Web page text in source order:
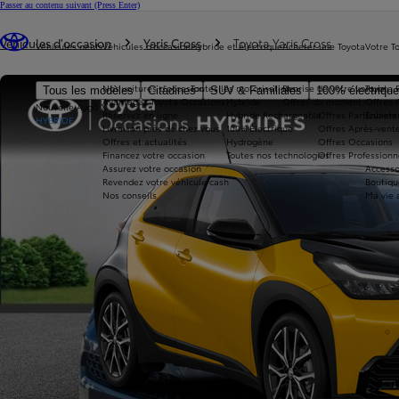
Passer au contenu suivant (Press Enter)
Véhicules neufs
Tous les modèles Citadines SUV & Familiales 100%
Nouvelle Aygo X
HYBRIDE
Véhicules d'occasion
Nos voitures d'occasion
Avantages Toyota Occasions
Réservez en ligne
Livraison près de chez vous
Offres et actualités
Financez votre occasion
Assurez votre occasion
Revendez votre véhicule cash
Nos conseils
Hybride et électrique
Toutes les motorisations
Hybride
Hybride Rechargeable
100% Électrique
Hydrogène
Toutes nos technologies
Acheter une Toyota
Reprise de votre voiture
Offres du moment
Offres Après-
Offres Occasions
Offres
Votre
Toyota
Offres
Ma vie
Véhicules d'occasion Yaris Cross Toyota Yaris Cross